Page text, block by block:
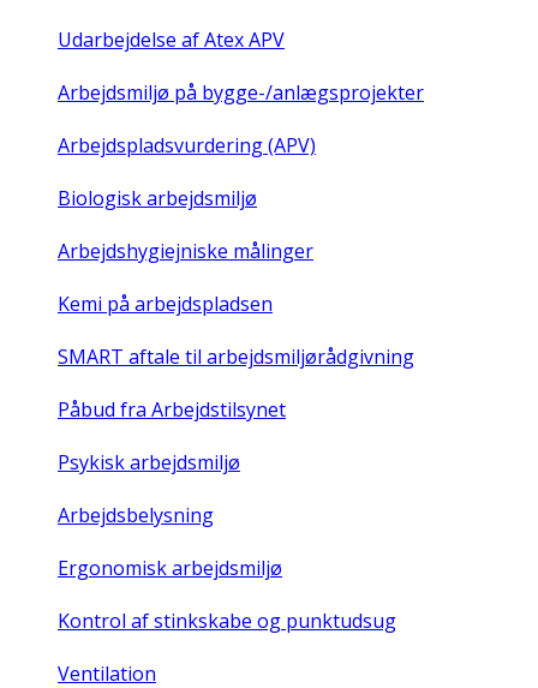
Udarbejdelse af Atex APV
Arbejdsmiljø på bygge-/anlægsprojekter
Arbejdspladsvurdering (APV)
Biologisk arbejdsmiljø
Arbejdshygiejniske målinger
Kemi på arbejdspladsen
SMART aftale til arbejdsmiljørådgivning
Påbud fra Arbejdstilsynet
Psykisk arbejdsmiljø
Arbejdsbelysning
Ergonomisk arbejdsmiljø
Kontrol af stinkskabe og punktudsug
Ventilation